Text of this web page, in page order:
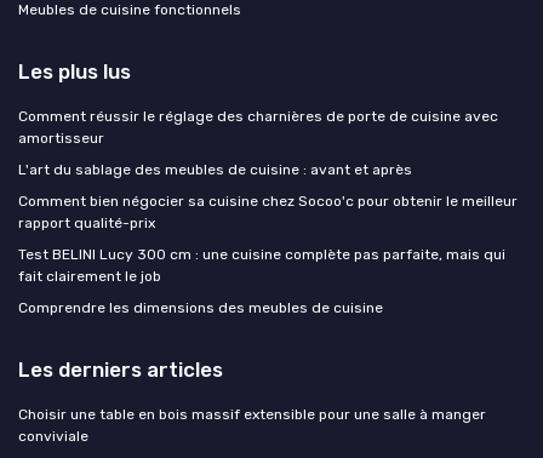
Meubles de cuisine fonctionnels
Les plus lus
Comment réussir le réglage des charnières de porte de cuisine avec
amortisseur
L'art du sablage des meubles de cuisine : avant et après
Comment bien négocier sa cuisine chez Socoo'c pour obtenir le meilleur
rapport qualité-prix
Test BELINI Lucy 300 cm : une cuisine complète pas parfaite, mais qui
fait clairement le job
Comprendre les dimensions des meubles de cuisine
Les derniers articles
Choisir une table en bois massif extensible pour une salle à manger
conviviale